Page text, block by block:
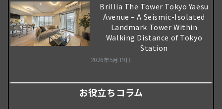
Brillia The Tower Tokyo Yaesu
Avenue – A Seismic-Isolated
Landmark Tower Within
Walking Distance of Tokyo
Station
2026年5月19日
お役立ちコラム